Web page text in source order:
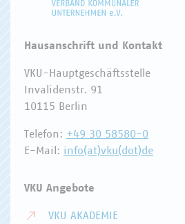
Hausanschrift und Kontakt
VKU-Hauptgeschäftsstelle
Invalidenstr. 91
10115 Berlin
Telefon: +49 30 58580-0
E-Mail: info(at)vku(dot)de
VKU Angebote
VKU AKADEMIE